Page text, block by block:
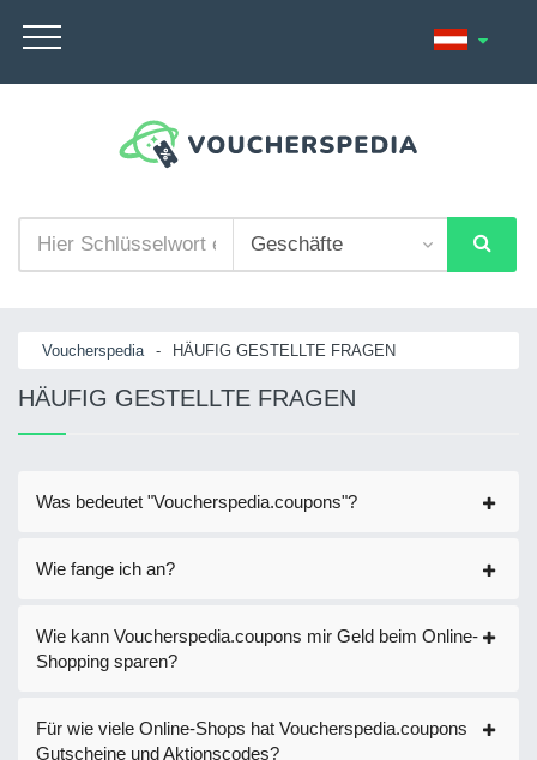
Voucherspedia - HÄUFIG GESTELLTE FRAGEN
HÄUFIG GESTELLTE FRAGEN
Was bedeutet "Voucherspedia.coupons"?
Wie fange ich an?
Wie kann Voucherspedia.coupons mir Geld beim Online-
Shopping sparen?
Für wie viele Online-Shops hat Voucherspedia.coupons
Gutscheine und Aktionscodes?